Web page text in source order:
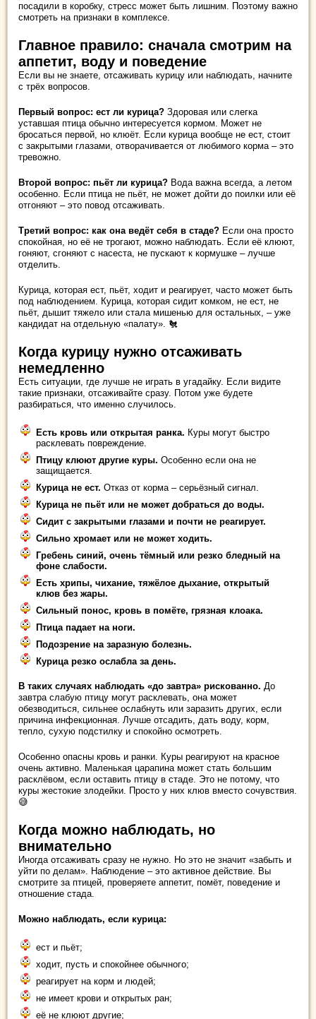
посадили в коробку, стресс может быть лишним. Поэтому важно
смотреть на признаки в комплексе.
Главное правило: сначала смотрим на
аппетит, воду и поведение
Если вы не знаете, отсаживать курицу или наблюдать, начните
с трёх вопросов.
Первый вопрос: ест ли курица? Здоровая или слегка
уставшая птица обычно интересуется кормом. Может не
бросаться первой, но клюёт. Если курица вообще не ест, стоит
с закрытыми глазами, отворачивается от любимого корма – это
тревожно.
Второй вопрос: пьёт ли курица? Вода важна всегда, а летом
особенно. Если птица не пьёт, не может дойти до поилки или её
отгоняют – это повод отсаживать.
Третий вопрос: как она ведёт себя в стаде? Если она просто
спокойная, но её не трогают, можно наблюдать. Если её клюют,
гоняют, сгоняют с насеста, не пускают к кормушке – лучше
отделить.
Курица, которая ест, пьёт, ходит и реагирует, часто может быть
под наблюдением. Курица, которая сидит комком, не ест, не
пьёт, дышит тяжело или стала мишенью для остальных, – уже
кандидат на отдельную «палату». 🐔
Когда курицу нужно отсаживать
немедленно
Есть ситуации, где лучше не играть в угадайку. Если видите
такие признаки, отсаживайте сразу. Потом уже будете
разбираться, что именно случилось.
Есть кровь или открытая ранка. Куры могут быстро
расклевать повреждение.
Птицу клюют другие куры. Особенно если она не
защищается.
Курица не ест. Отказ от корма – серьёзный сигнал.
Курица не пьёт или не может добраться до воды.
Сидит с закрытыми глазами и почти не реагирует.
Сильно хромает или не может ходить.
Гребень синий, очень тёмный или резко бледный на
фоне слабости.
Есть хрипы, чихание, тяжёлое дыхание, открытый
клюв без жары.
Сильный понос, кровь в помёте, грязная клоака.
Птица падает на ноги.
Подозрение на заразную болезнь.
Курица резко ослабла за день.
В таких случаях наблюдать «до завтра» рискованно. До
завтра слабую птицу могут расклевать, она может
обезводиться, сильнее ослабнуть или заразить других, если
причина инфекционная. Лучше отсадить, дать воду, корм,
тепло, сухую подстилку и спокойно осмотреть.
Особенно опасны кровь и ранки. Куры реагируют на красное
очень активно. Маленькая царапина может стать большим
расклёвом, если оставить птицу в стаде. Это не потому, что
куры жестокие злодейки. Просто у них клюв вместо сочувствия.
😅
Когда можно наблюдать, но
внимательно
Иногда отсаживать сразу не нужно. Но это не значит «забыть и
уйти по делам». Наблюдение – это активное действие. Вы
смотрите за птицей, проверяете аппетит, помёт, поведение и
отношение стада.
Можно наблюдать, если курица:
ест и пьёт;
ходит, пусть и спокойнее обычного;
реагирует на корм и людей;
не имеет крови и открытых ран;
её не клюют другие;